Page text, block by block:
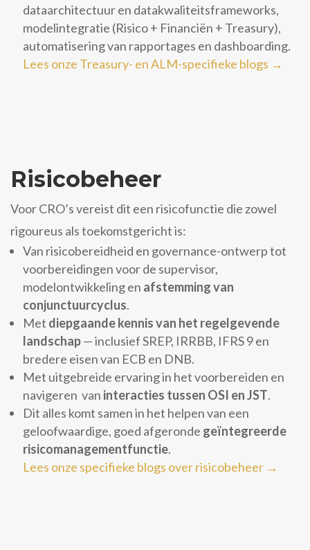
dataarchitectuur en datakwaliteitsframeworks,
modelintegratie (Risico + Financiën + Treasury),
automatisering van rapportages en dashboarding.
Lees onze Treasury- en ALM-specifieke blogs →
Risicobeheer
Voor CRO’s vereist dit een risicofunctie die zowel
rigoureus als toekomstgericht is:
Van risicobereidheid en governance-ontwerp tot
voorbereidingen voor de supervisor,
modelontwikkeling en afstemming van
conjunctuurcyclus.
Met diepgaande kennis van het regelgevende
landschap— inclusief SREP, IRRBB, IFRS 9 en
bredere eisen van ECB en DNB.
Met uitgebreide ervaring in het voorbereiden en
navigeren van interacties tussen OSI en JST.
Dit alles komt samen in het helpen van een
geloofwaardige, goed afgeronde geïntegreerde
risicomanagementfunctie.
Lees onze specifieke blogs over risicobeheer →